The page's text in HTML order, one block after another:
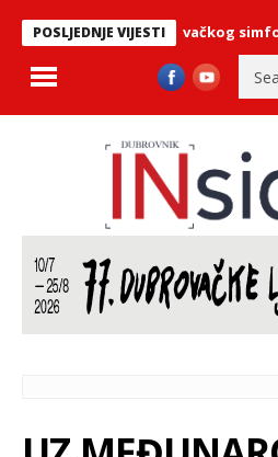
POSLJEDNJE VIJESTI
koncerte Dubrovačkog